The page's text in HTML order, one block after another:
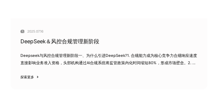
2025.07.16
DeepSeek＆风控合规管理新阶段
Deepseek与风控合规管理新阶段一、为什么引进DeepSeek?1. 合规能力成为核心竞争力合规响应速度
直接影响业务准入资格，头部机构通过AI合规系统将监管政策内化时间缩短80%，形成市场壁垒。2. 客
探索更多